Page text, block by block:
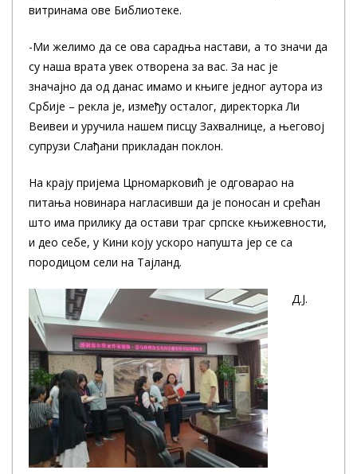
витринама ове Библиотеке.
-Ми желимо да се ова сарадња настави, а то значи да
су наша врата увек отворена за вас. За нас је
значајно да од данас имамо и књиге једног аутора из
Србије – рекла је, између осталог, директорка Ли
Веивеи и уручила нашем писцу Захвалнице, а његовој
супрузи Слађани прикладан поклон.
На крају пријема Црномарковић је одговарао на
питања новинара нагласивши да је поносан и срећан
што има прилику да остави траг српске књижевности,
и део себе, у Кини коју ускоро напушта јер се са
породицом сели на Тајланд.
Д.Ј.